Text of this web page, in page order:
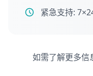
紧急支持:
如需了解更多信